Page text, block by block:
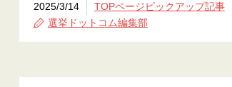
2025/3/14 TOPページピックアップ記事
選挙ドットコム編集部